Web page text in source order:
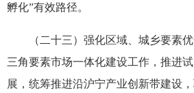
孵化”有效路径。
（二十三）强化区域、城乡要素优
三角要素市场一体化建设工作，推进
展，统筹推进沿沪宁产业创新带建设